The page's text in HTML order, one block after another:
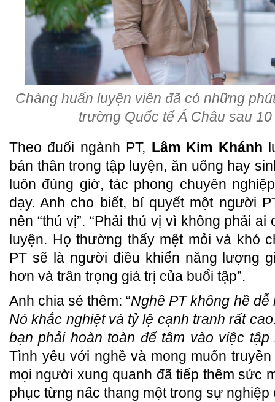
Chàng huấn luyện viên đã có những
trường Quốc tế Á Châu sau
Theo đuổi ngành PT, Lâm Kim Khánh
bản thân trong tập luyện, ăn uống hay
luôn đúng giờ, tác phong chuyên
dạy. Anh cho biết, bí quyết một người
nên “thú vị”. “Phải thú vị vì không phải
luyện. Họ thường thấy mệt mỏi và khó
PT sẽ là người điều khiển năng lượng
hơn và trân trọng giá trị của buổi tập”.
Anh chia sẻ thêm: “Nghề PT không hề
Nó khắc nghiệt và tỷ lệ cạnh tranh rất
bạn phải hoàn toàn để tâm vào việc
Tình yêu với nghề và mong muốn
mọi người xung quanh đã tiếp thêm sức
phục từng nấc thang một trong sự nghiệp